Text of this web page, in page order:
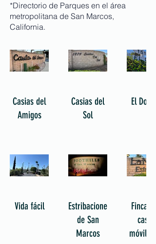
*Directorio de Parques en el área
metropolitana de San Marcos,
California.
Casias del
Amigos
Casias del
Sol
El Dorado
Vida fácil
Estribaciones
de San
Marcos
Fincas de
casas
móviles